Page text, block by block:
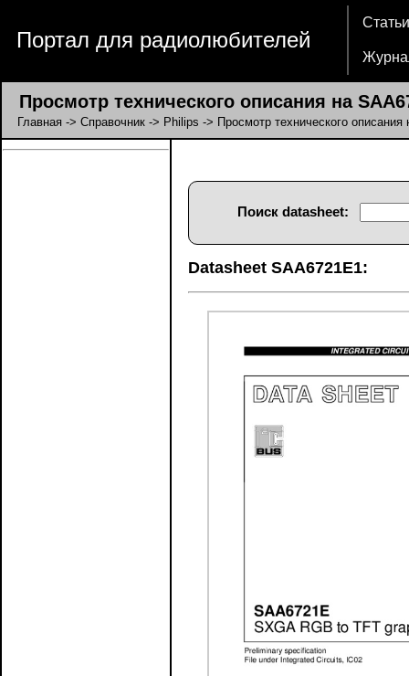
Портал для радиолюбителей
Статьи
Просмотр технического описания на
Главная -> Справочник -> Philips -> Просмотр технического описания
Поиск datasheet:
Datasheet SAA6721E1: